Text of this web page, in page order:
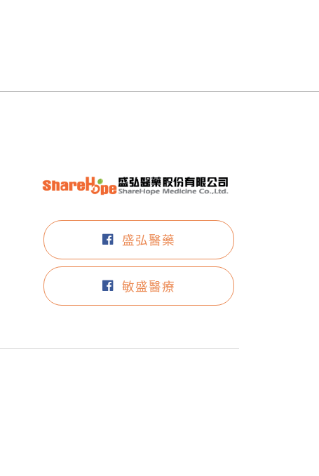
盛弘醫藥
敏盛醫療